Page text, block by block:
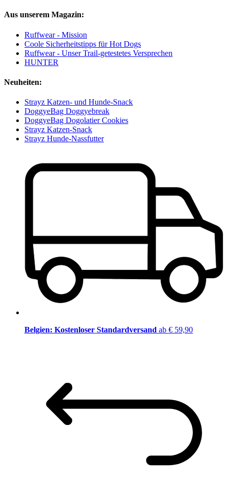
Aus unserem Magazin:
Ruffwear - Mission
Coole Sicherheitstipps für Hot Dogs
Ruffwear - Unser Trail-getestetes Versprechen
HUNTER
Neuheiten:
Strayz Katzen- und Hunde-Snack
DoggyeBag Doggyebreak
DoggyeBag Dogolatier Cookies
Strayz Katzen-Snack
Strayz Hunde-Nassfutter
Belgien: Kostenloser Standardversand ab € 59,90